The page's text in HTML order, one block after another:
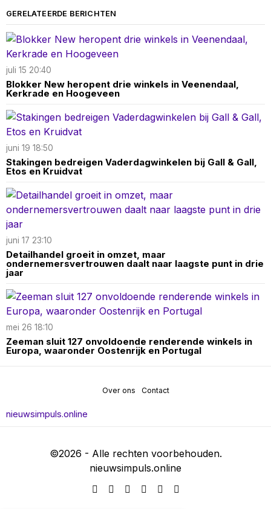
GERELATEERDE BERICHTEN
juli 15 20:40
Blokker New heropent drie winkels in Veenendaal,
Kerkrade en Hoogeveen
juni 19 18:50
Stakingen bedreigen Vaderdagwinkelen bij Gall & Gall,
Etos en Kruidvat
juni 17 23:10
Detailhandel groeit in omzet, maar
ondernemersvertrouwen daalt naar laagste punt in drie
jaar
mei 26 18:10
Zeeman sluit 127 onvoldoende renderende winkels in
Europa, waaronder Oostenrijk en Portugal
Over ons Contact
nieuwsimpuls.online
©2026 - Alle rechten voorbehouden.
nieuwsimpuls.online